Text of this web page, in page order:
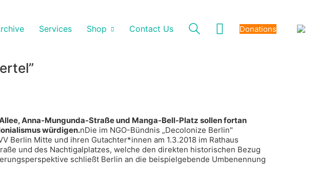
Services Shop Contact Us Donations
Anna-Mungunda-Straße und Manga-Bell-Platz sollen fortan
würdigen.nDie im NGO-Bündnis „Decolonize Berlin"
Berlin Mitte und ihren Gutachter*innen am 1.3.2018 im Rathaus
und des Nachtigalplatzes, welche den direkten historischen Bezug
schließt Berlin an die beispielgebende Umbenennung